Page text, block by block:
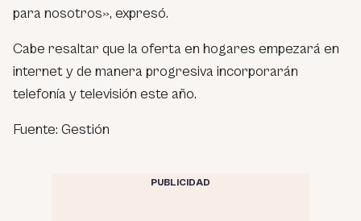
para nosotros», expresó.
Cabe resaltar que la oferta en hogares empezará en
internet y de manera progresiva incorporarán
telefonía y televisión este año.
Fuente: Gestión
PUBLICIDAD